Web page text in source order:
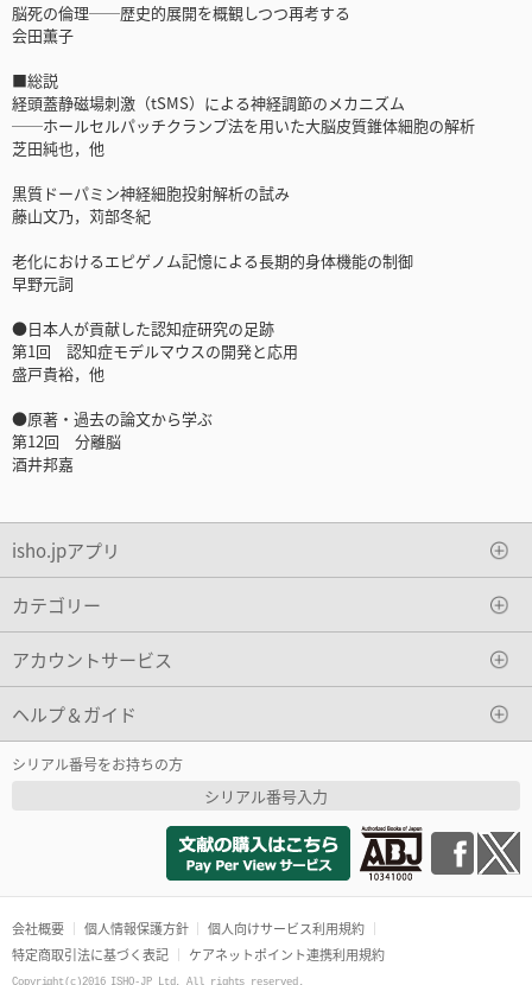
脳死の倫理──歴史的展開を概観しつつ再考する
会田薫子
■総説
経頭蓋静磁場刺激（tSMS）による神経調節のメカニズム
──ホールセルパッチクランプ法を用いた大脳皮質錐体細胞の解析
芝田純也，他
黒質ドーパミン神経細胞投射解析の試み
藤山文乃，苅部冬紀
老化におけるエピゲノム記憶による長期的身体機能の制御
早野元詞
●日本人が貢献した認知症研究の足跡
第1回 認知症モデルマウスの開発と応用
盛戸貴裕，他
●原著・過去の論文から学ぶ
第12回 分離脳
酒井邦嘉
isho.jpアプリ
カテゴリー
アカウントサービス
ヘルプ＆ガイド
シリアル番号をお持ちの方
シリアル番号入力
会社概要 個人情報保護方針
個人向けサービス利用規約
特定商取引法に基づく表記
ケアネットポイント連携利用規約